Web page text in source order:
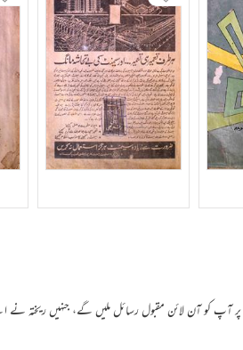
پر آپ کو آن لائن مقبول رسائل ملیں گے، جنہیں ریختہ